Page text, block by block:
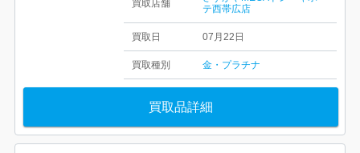
買取店舗
テ西帯広店
買取日 07月22日
買取種別 金・プラチナ
買取品詳細